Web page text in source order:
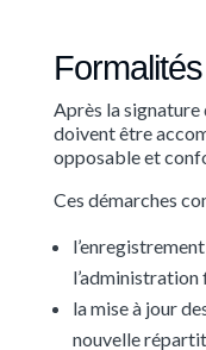
Après la signature
doivent être
opposable et
Ces démarches
l’administration
la mise à jour
nouvelle